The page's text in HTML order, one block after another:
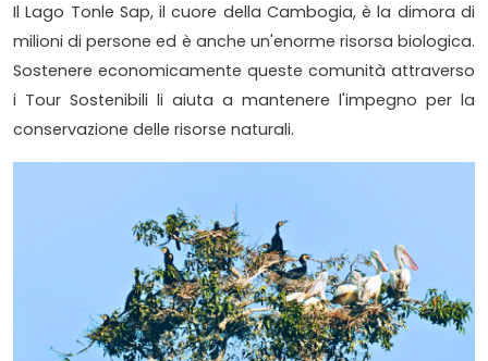
Il Lago Tonle Sap, il cuore della Cambogia, è la dimora di
milioni di persone ed è anche un'enorme risorsa biologica.
Sostenere economicamente queste comunità attraverso
i Tour Sostenibili li aiuta a mantenere l'impegno per la
conservazione delle risorse naturali.